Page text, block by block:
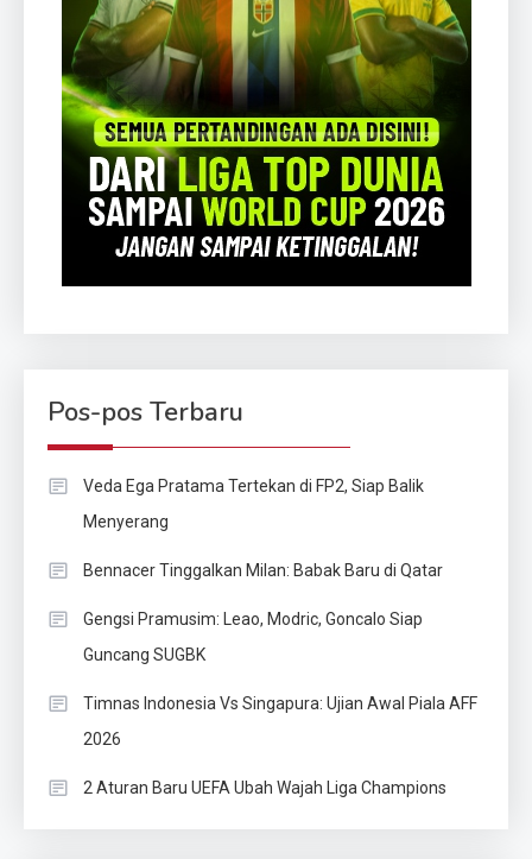
Pos-pos Terbaru
Veda Ega Pratama Tertekan di FP2, Siap Balik
Menyerang
Bennacer Tinggalkan Milan: Babak Baru di Qatar
Gengsi Pramusim: Leao, Modric, Goncalo Siap
Guncang SUGBK
Timnas Indonesia Vs Singapura: Ujian Awal Piala AFF
2026
2 Aturan Baru UEFA Ubah Wajah Liga Champions